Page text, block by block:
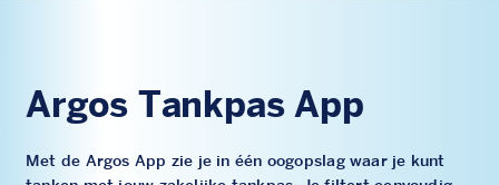
Argos Tankpas App
Met de Argos App zie je in één oogopslag waar je kunt